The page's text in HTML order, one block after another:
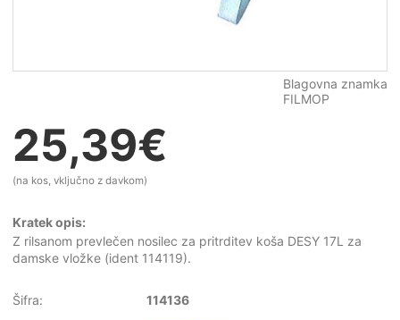
Blagovna znamka
FILMOP
25,39€
(na kos, vključno z davkom)
Kratek opis:
Z rilsanom prevlečen nosilec za pritrditev koša DESY 17L za
damske vložke (ident 114119).
Šifra: 114136